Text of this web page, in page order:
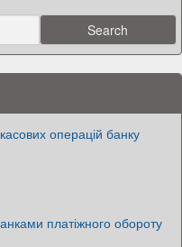
операцій банку
платіжного обороту